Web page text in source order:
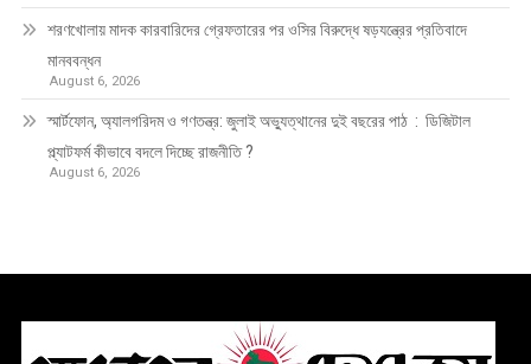
শরণখোলায় মাদক কারবারিদের গ্রেফতারের পর ওসির বিরুদ্ধে ষড়যন্ত্রের প্রতিবাদে
মানববন্ধন
August 6, 2026
স্মার্টফোন, অ্যালগরিদম ও গণতন্ত্র: জুলাই অভ্যুত্থানের দুই বছরের পাঠ : ডিজিটাল
প্ল্যাটফর্ম কীভাবে বদলে দিচ্ছে রাজনীতি ?
August 6, 2026